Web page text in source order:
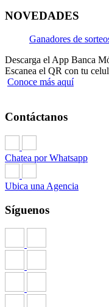
NOVEDADES
Ganadores de
Descarga el App Banca
Escanea el QR con tu
Conoce más aquí
Contáctanos
Chatea por Whatsapp
Ubica una Agencia
Síguenos